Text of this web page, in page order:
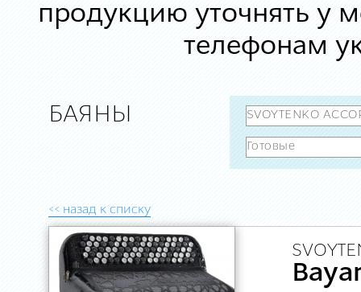
продукцию уточнять у
телефонам
БАЯНЫ
<< назад к списку